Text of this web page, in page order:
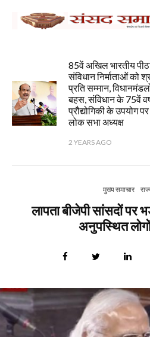
85वें अखिल भारतीय
संविधान निर्माताओं को
प्रति सम्मान,
बहस, संविधान के 75वें
प्रौद्योगिकी के उपयोग
लोक सभा अध्यक्ष
2 YEARS AGO
मुख्य समाचार
लापता बीजेपी सांसदों पर
अनुपस्थित